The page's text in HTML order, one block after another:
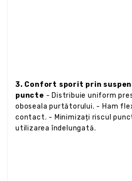
3. Confort sporit prin
puncte - Distribuie uniform
oboseala purtătorului. - Ham
contact. - Minimizați riscul
utilizarea îndelungată.